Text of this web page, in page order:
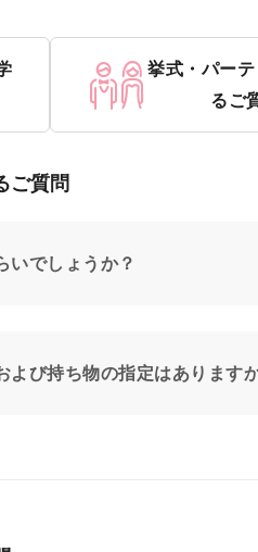
挙式・パー
るご
ご質問
いでしょうか？
よび持ち物の指定はあります